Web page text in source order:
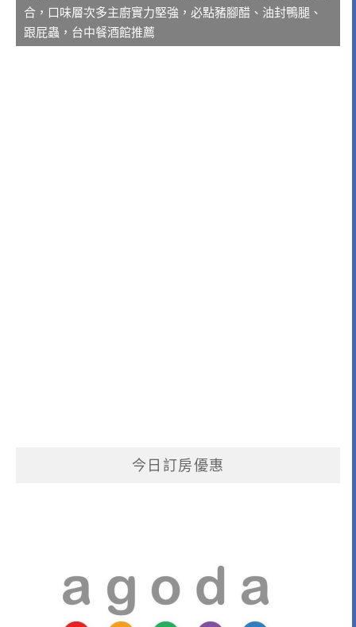
合，口味層次多主廚實力堅強，必點豬腳醋、油封鴨腿、
跟屁蟲，台中餐酒館推薦
今日訂房優惠